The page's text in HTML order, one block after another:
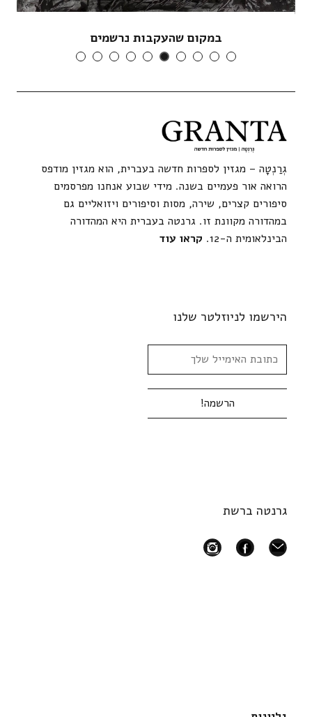
במקום שהעקבות נרשמים
גְרַנְטָה – מגזין לספרות חדשה בעברית, הוא מגזין מודפס
הרואה אור פעמיים בשנה. מידי שבוע אנחנו מפרסמים
סיפורים קצרים, שירה, מסות וסיפורים ויזואליים גם
במהדורה מקוונת זו. גרנטה בעברית היא המהדורה
הבינלאומית ה-12.
קראו עוד
הירשמו לניוזלטר שלנו
גרנטה ברשת
mail
facebook
instagram